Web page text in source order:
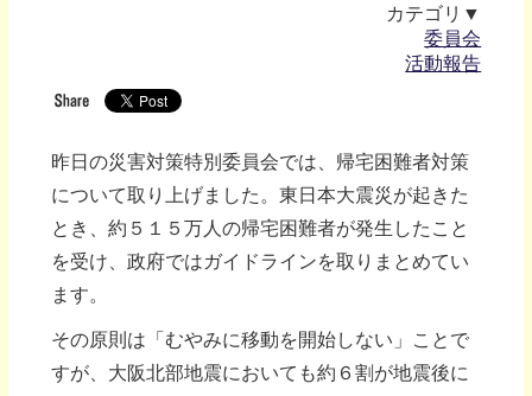
カテゴリ▼
委員会
活動報告
昨日の災害対策特別委員会では、帰宅困難者対策
について取り上げました。東日本大震災が起きた
とき、約５１５万人の帰宅困難者が発生したこと
を受け、政府ではガイドラインを取りまとめてい
ます。
その原則は「むやみに移動を開始しない」ことで
すが、大阪北部地震においても約６割が地震後に